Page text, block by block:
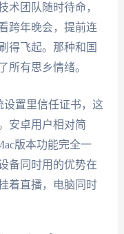
术团队随时待命，
跨年晚会，提前连
得飞起。那种和国
所有思乡情绪。
置里信任证书，这
安卓用户相对简
版本功能完全一
备同时用的优势在
着直播，电脑同时